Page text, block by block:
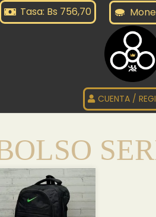
Tasa: Bs 756,70
CUENTA /